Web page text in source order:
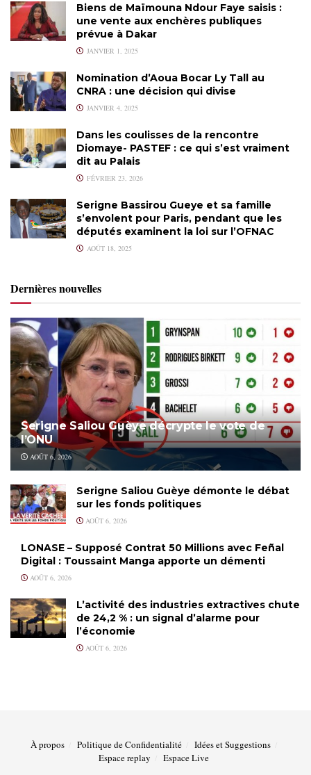
Biens de Maïmouna Ndour Faye saisis :
une vente aux enchères publiques
prévue à Dakar
JANVIER 1, 2025
Nomination d’Aoua Bocar Ly Tall au
CNRA : une décision qui divise
JANVIER 4, 2025
Dans les coulisses de la rencontre
Diomaye- PASTEF : ce qui s’est vraiment
dit au Palais
FÉVRIER 23, 2026
Serigne Bassirou Gueye et sa famille
s’envolent pour Paris, pendant que les
députés examinent la loi sur l’OFNAC
AOÛT 18, 2025
Dernières nouvelles
Serigne Saliou Guèye décrypte le vote de
l’ONU
AOÛT 6, 2026
Serigne Saliou Guèye démonte le débat
sur les fonds politiques
AOÛT 6, 2026
LONASE – Supposé Contrat 50 Millions avec Feñal
Digital : Toussaint Manga apporte un démenti
AOÛT 6, 2026
L’activité des industries extractives chute
de 24,2 % : un signal d’alarme pour
l’économie
AOÛT 6, 2026
À propos Politique de Confidentialité
Idées et Suggestions
Espace replay
Espace Live